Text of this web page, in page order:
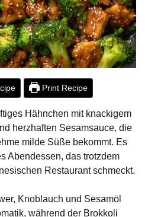
Print Recipe
Hähnchen mit knackigem
herzhaften Sesamsauce, die
milde Süße bekommt. Es
Abendessen, das trotzdem
Restaurant schmeckt.
Knoblauch und Sesamöl
während der Brokkoli